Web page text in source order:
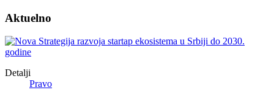
Aktuelno
Detalji
Pravo